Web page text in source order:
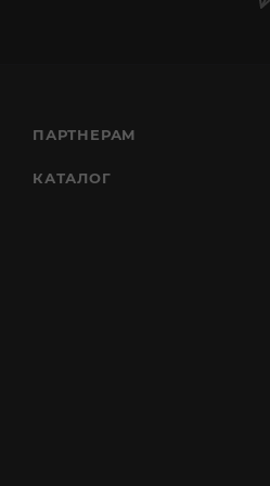
ПАРТНЕРАМ
КАТАЛОГ